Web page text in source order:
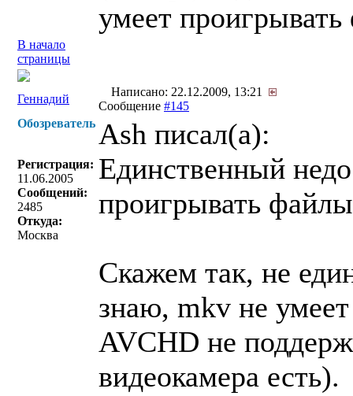
умеет
В начало
страницы
Геннадий
Написано: 22.12.2009, 13:21
Сообщение #145
Обозреватель
Регистрация:
11.06.2005
Сообщений:
2485
Откуда:
Москва
Ash писал(a):
Единственный
проигрывать
Скажем так, не
знаю, mkv не
AVCHD не
видеокамера есть).